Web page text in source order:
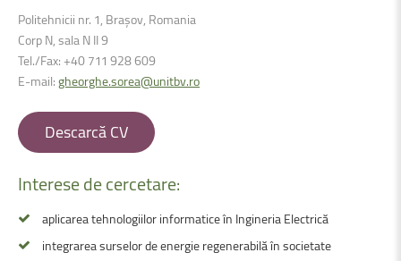
Politehnicii nr. 1, Brașov, Romania
Corp N, sala N II 9
Tel./Fax: +40 711 928 609
E-mail:gheorghe.sorea@unitbv.ro
Descarcă CV
Interesedecercetare:
aplicarea tehnologiilor informatice în Ingineria Electrică
integrarea surselor de energie regenerabilă în societate